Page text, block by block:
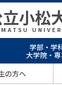
小松
学部・学
大学院・
の方へ